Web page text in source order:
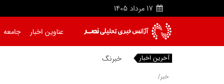
17 مرداد 1405
عناوین اخبار جامعه
آخرین اخبار |
خبر/